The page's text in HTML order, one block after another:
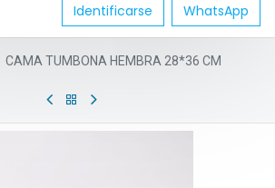
Identificarse WhatsApp
CAMA TUMBONA HEMBRA 28*36 CM